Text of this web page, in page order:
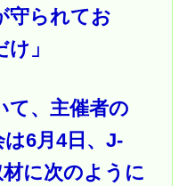
守られてお
」
て、主催者の
は6月4日、J-
に次のように